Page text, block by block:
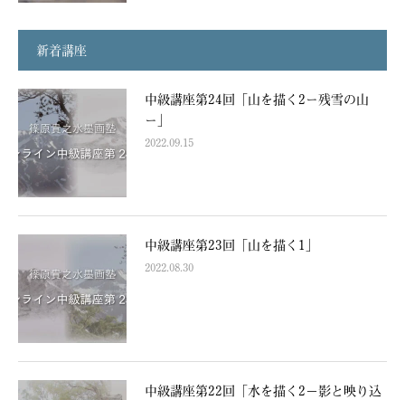
新着講座
中級講座第24回「山を描く2ー残雪の山
ー」
2022.09.15
中級講座第23回「山を描く1」
2022.08.30
中級講座第22回「水を描く2−影と映り込